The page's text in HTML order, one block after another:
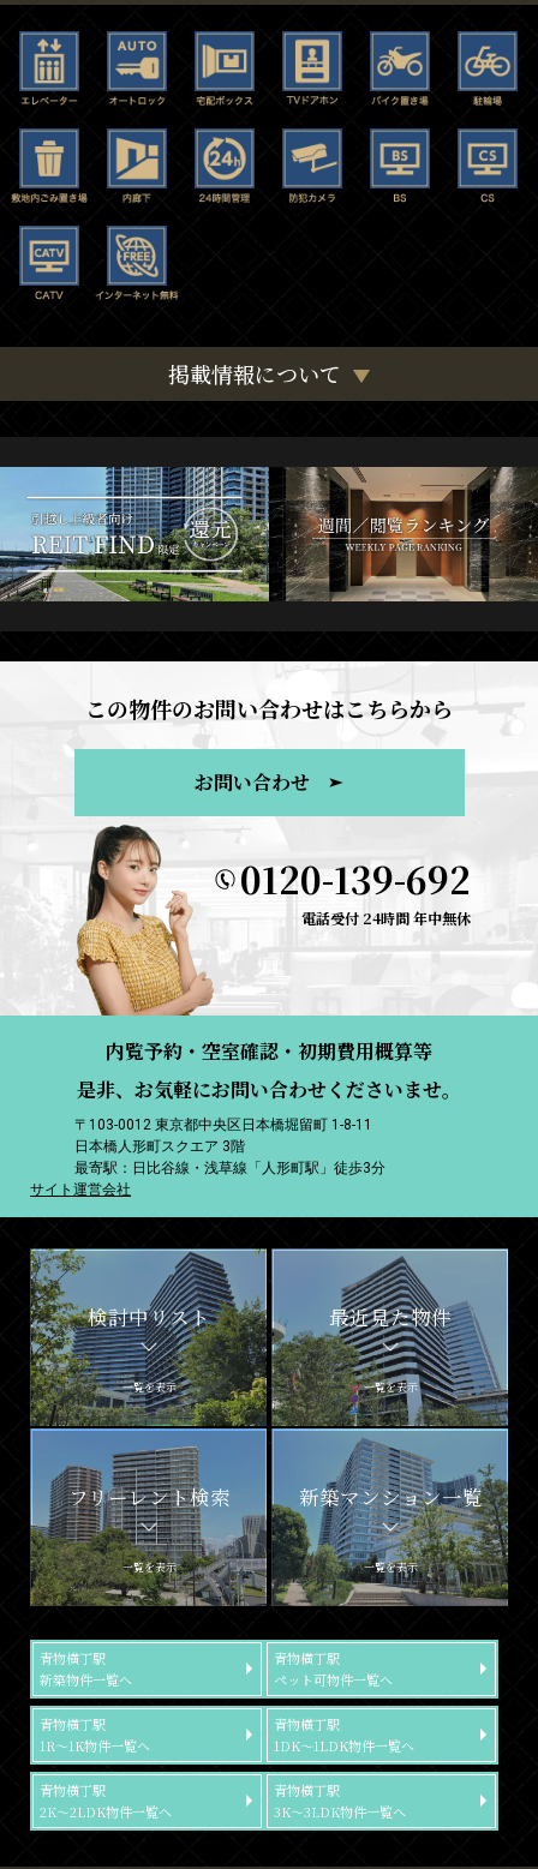
掲載情報について
この物件のお問い合わせはこちらから
お問い合わせ
0120-139-692
電話受付 24時間 年中無休
内覧予約・空室確認・初期費用概算等
是非、お気軽にお問い合わせくださいませ。
〒103-0012 東京都中央区日本橋堀留町 1-8-11
日本橋人形町スクエア 3階
最寄駅：日比谷線・浅草線「人形町駅」徒歩3分
サイト運営会社
検討中リスト
一覧を表示
最近見た物件
一覧を表示
フリーレント検索
一覧を表示
新築マンション一覧
一覧を表示
青物横丁駅
新築物件一覧へ
青物横丁駅
ペット可物件一覧へ
青物横丁駅
1R～1K物件一覧へ
青物横丁駅
1DK～1LDK物件一覧へ
青物横丁駅
2K～2LDK物件一覧へ
青物横丁駅
3K～3LDK物件一覧へ